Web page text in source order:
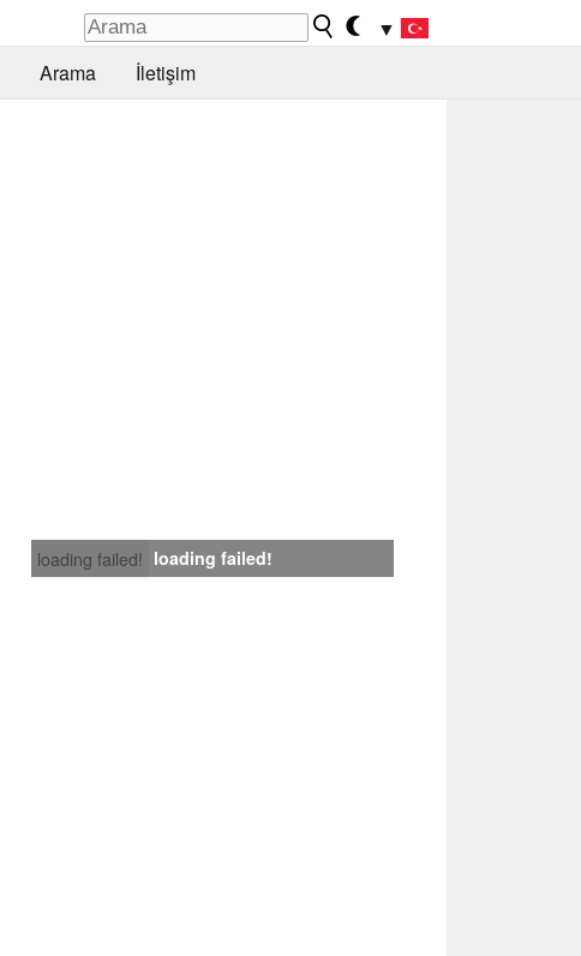
▼
Arama İletişim
loading failed! loading failed!